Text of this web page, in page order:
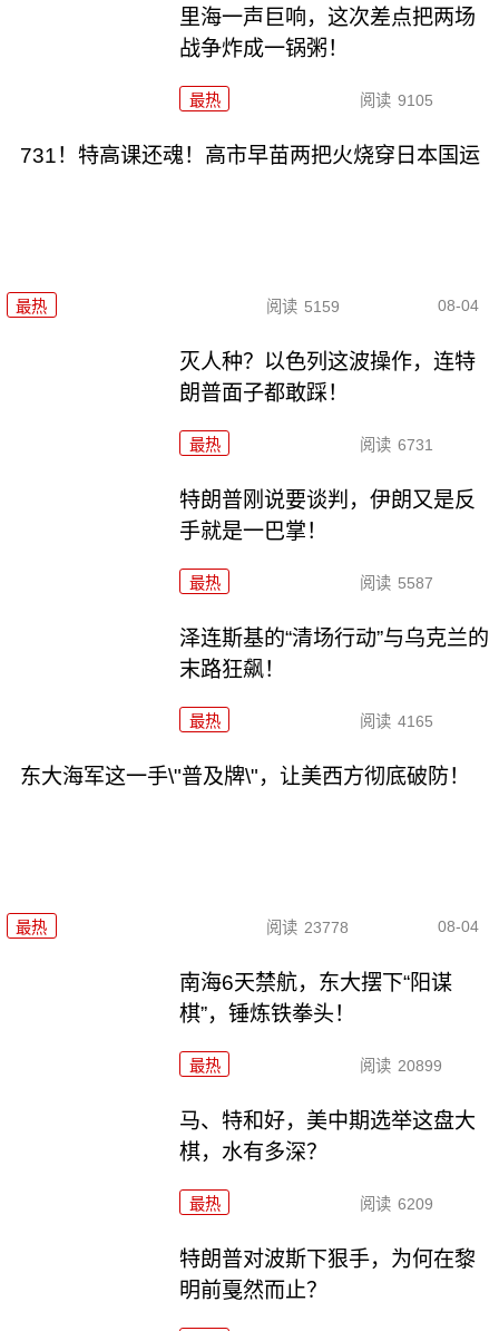
里海一声巨响，这次差点把两场
战争炸成一锅粥！
最热 阅读 9105
731！特高课还魂！高市早苗两把火烧穿日本国运
最热 阅读 5159 08-04
灭人种？以色列这波操作，连特
朗普面子都敢踩！
最热 阅读 6731
特朗普刚说要谈判，伊朗又是反
手就是一巴掌！
最热 阅读 5587
泽连斯基的“清场行动”与乌克兰的
末路狂飙！
最热 阅读 4165
东大海军这一手\"普及牌\"，让美西方彻底破防！
最热 阅读 23778 08-04
南海6天禁航，东大摆下“阳谋
棋”，锤炼铁拳头！
最热 阅读 20899
马、特和好，美中期选举这盘大
棋，水有多深？
最热 阅读 6209
特朗普对波斯下狠手，为何在黎
明前戛然而止？